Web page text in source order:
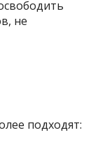
не
подходят: